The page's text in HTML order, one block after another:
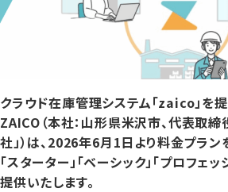
クラウド在庫管理システム「zaico」を
ZAICO（本社：山形県米沢市、代表取締
社」）は、2026年6月1日より料金プラ
「スターター」「ベーシック」「プロフェ
提供いたします。